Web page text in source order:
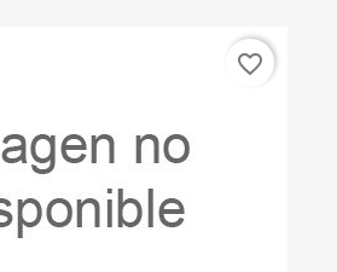
favorite_border